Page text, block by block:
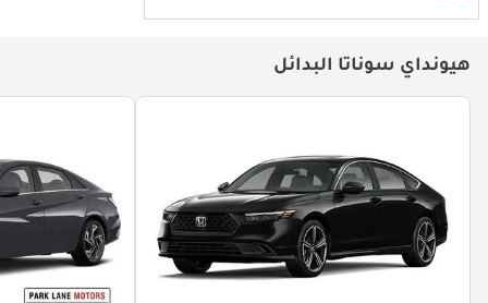
هيونداي سوناتا البدائل